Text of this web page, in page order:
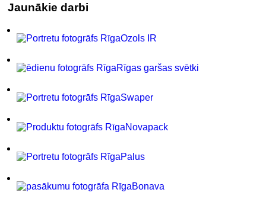
Jaunākie darbi
Ozols IR
Rīgas garšas svētki
Swaper
Novapack
Palus
Bonava